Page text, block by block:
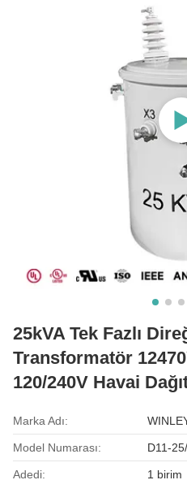
25kVA Tek Fazlı
Transformatör
120/240V Havai
Marka Adı:
Model Numarası: D11-
Adedi: 1 birim